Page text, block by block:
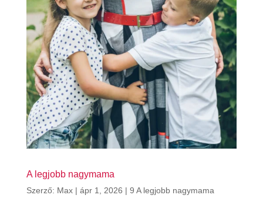
A legjobb nagymama
Szerző: Max| ápr 1, 2026 | 9 A legjobb nagymama